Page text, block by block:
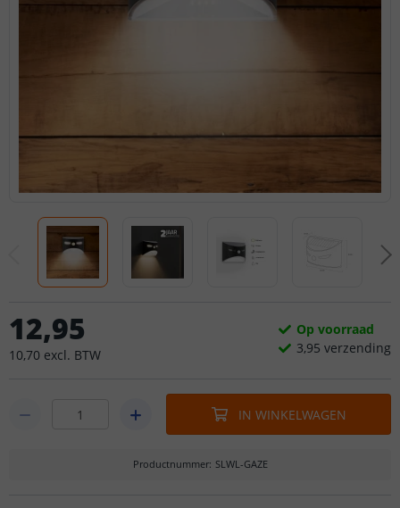
12,95
10,70 excl. BTW
Op voorraad
3,95 verzending
IN WINKELWAGEN
Productnummer: SLWL-GAZE